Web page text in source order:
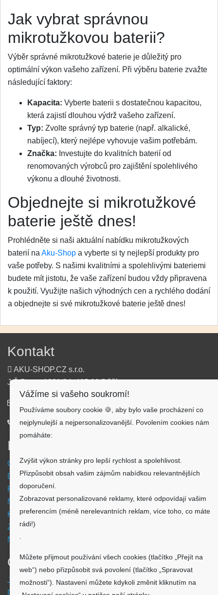
Jak vybrat správnou
mikrotužkovou baterii?
Výběr správné mikrotužkové baterie je důležitý pro
optimální výkon vašeho zařízení. Při výběru baterie zvažte
následující faktory:
Kapacita: Vyberte baterii s dostatečnou kapacitou,
která zajistí dlouhou výdrž vašeho zařízení.
Typ: Zvolte správný typ baterie (např. alkalické,
nabíjecí), který nejlépe vyhovuje vašim potřebám.
Značka: Investujte do kvalitních baterií od
renomovaných výrobců pro zajištění spolehlivého
výkonu a dlouhé životnosti.
Objednejte si mikrotužkové
baterie ještě dnes!
Prohlédněte si naši aktuální nabídku mikrotužkových
baterií na Aku-Shop a vyberte si ty nejlepší produkty pro
vaše potřeby. S našimi kvalitními a spolehlivými bateriemi
budete mít jistotu, že vaše zařízení budou vždy připravena
k použití. Využijte našich výhodných cen a rychlého dodání
a objednejte si své mikrotužkové baterie ještě dnes!
Kontakt
AKU-SHOP.CZ s.r.o.
J.Š.Baara 1331/34, 405 02 Děčín
720 500 500
Informace
Obchodní podmínky
Doprava a platba
Reklamační formulář
Nastavení cookies
Kde nás najdete
Zpětný odběr vysloužilých elektrozařízení
Návod - akumulátory
O nákupu
Jsme česká společnost
Dostupnost zboží
Vážíme si vašeho soukromí!
Používáme soubory cookie 🍪, aby bylo vaše procházení co
nejplynulejší a nejpersonalizovanější. Povolením cookies nám
pomáháte:
Zvýšit výkon stránky pro lepší rychlost a spolehlivost.
Přizpůsobit obsah vašim zájmům nabídkou relevantnějších
doporučení.
Zobrazovat personalizované reklamy, které odpovídají vašim
preferencím (méně nerelevantních reklam, více toho, co máte
rádi!)
Můžete přijmout používání všech cookies (tlačítko „Přejít na
web“) nebo přizpůsobit svá povolení (tlačítko „Spravovat
možnosti“). Nastavení můžete kdykoli změnit kliknutím na